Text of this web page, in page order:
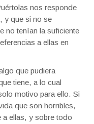
nos responde
y que si no se
no tenían la suficiente
a ellas en
que pudiera
tiene, a lo cual
motivo para ello. Si
que son horribles,
a ellas, y sobre todo